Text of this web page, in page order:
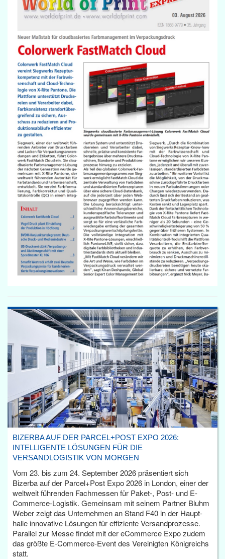
BIZERBA AUF DER PARCEL+POST EXPO 2026:
INTELLIGENTE LÖSUNGEN FÜR DIE
VERSANDLOGISTIK VON MORGEN
Vom 23. bis zum 24. September 2026 präsentiert sich
Bizerba auf der Parcel+Post Expo 2026 in London, einer der
weltweit führenden Fachmessen für Paket-, Post- und E-
Commerce-Logistik. Gemeinsam mit seinem Partner Bluhm
Weber zeigt das Unternehmen an Stand F40 in der Haupt­
halle innovative Lösungen für effiziente Versandprozesse.
Parallel zur Messe findet mit der eCommerce Expo zudem
das größte E-Commerce-Event des Vereinigten Königreichs
statt.